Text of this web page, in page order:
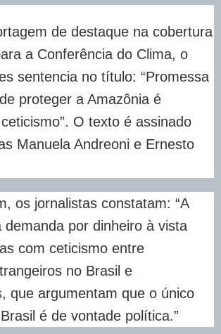
de destaque na cobertura
a Conferência do Clima, o
sentencia no título: “Promessa
proteger a Amazônia é
O texto é assinado
Manuela Andreoni e Ernesto
os jornalistas constatam: “A
demanda por dinheiro à vista
com ceticismo entre
no Brasil e
que argumentam que o único
é de vontade política.”